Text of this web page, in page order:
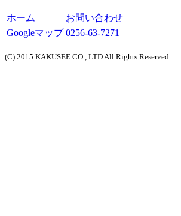
ホーム
お問い合わせ
Googleマップ 0256-63-7271
(C) 2015 KAKUSEE CO., LTD All Rights Reserved.